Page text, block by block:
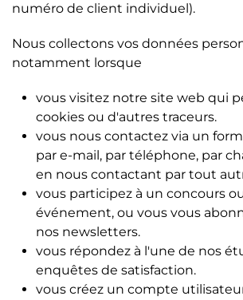
numéro de client individuel).
Nous collectons vos données
notamment lorsque
vous visitez notre site web qui
cookies ou d'autres traceurs.
vous nous contactez via un
par e-mail, par téléphone, par
en nous contactant par tout
vous participez à un concours
événement, ou vous vous
nos newsletters.
vous répondez à l'une de nos
enquêtes de satisfaction.
vous créez un compte